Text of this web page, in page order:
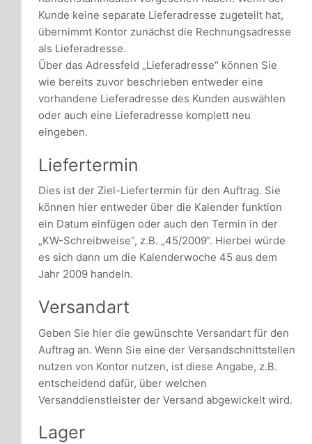
Kunde keine separate Lieferadresse zugeteilt hat,
übernimmt Kontor zunächst die Rechnungsadresse
als Lieferadresse.
Über das Adressfeld „Lieferadresse“ können Sie
wie bereits zuvor beschrieben entweder eine
vorhandene Lieferadresse des Kunden auswählen
oder auch eine Lieferadresse komplett neu
eingeben.
Liefertermin
Dies ist der Ziel-Liefertermin für den Auftrag. Sie
können hier entweder über die Kalender funktion
ein Datum einfügen oder auch den Termin in der
„KW-Schreibweise“, z.B. „45/2009“. Hierbei würde
es sich dann um die Kalenderwoche 45 aus dem
Jahr 2009 handeln.
Versandart
Geben Sie hier die gewünschte Versandart für den
Auftrag an. Wenn Sie eine der Versandschnittstellen
nutzen von Kontor nutzen, ist diese Angabe, z.B.
entscheidend dafür, über welchen
Versanddienstleister der Versand abgewickelt wird.
Lager